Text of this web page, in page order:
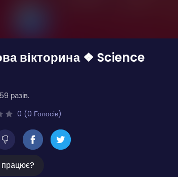
вікторина ❖ Science
разів.
0 (0 Голосів)